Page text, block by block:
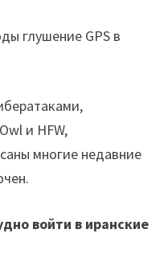
глушение GPS в
и HFW,
многие недавние
войти в иранские